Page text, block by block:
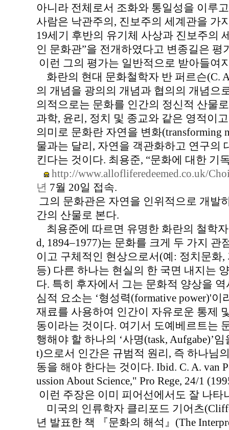
아니라 전체로서 조화와 통일성을 이루
사람은 낙관주의, 진보주의 세계관을 가
19세기 후반의 유기체 사상과 진보주의
인 문화관”을 전개하였다고 변종길은 평
이런 그의 평가는 일반적으로 받아들여
화란의 현대 문화철학자 반 퍼르슨(C.
의 개념을 광의의 개념과 협의의 개념으
의적으로는 문화를 인간의 정신적 산물
과학, 윤리, 정치 및 종교와 같은 영적이
의미로 문화란 자연을 변화(transforming
물과는 달리, 자연을 객관화하고 연구의
킨다는 것이다. 최용준, “문화에 대한 기
http://www.allofliferedeemed.co.uk/
년 7월 20일 접속.
그의 문화관은 자연을 인위적으로 개발
간의 산물로 본다.
최용준에 따르면 유명한 화란의 철학자
d, 1894–1977)는 문화를 크게 두 가지 관
이고 구체적인 현상으로서(예: 정치문화
등) 다른 하나는 현실의 한 국면 내지는
다. 특히 후자에서 그는 문화적 양상을
심적 요소는 ‘형성력(formative power)'
재료를 사용하여 인간이 자유로운 통제
동이라는 것이다. 여기서 도예베르트는
행해야 할 하나의 ‘사명(task, Aufgabe)’
t)으로서 인간은 규범적 원리, 즉 하나님
동을 해야 한다는 것이다. Ibid. C. A. van
ussion About Science," Pro Rege, 24/1
이런 주장은 이미 피어선에서도 잘 나타
미국의 인류학자 클리포드 기어츠
년 발표한 책 『문화의 해석』(The